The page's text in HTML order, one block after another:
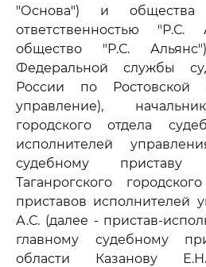
"Основа") и общества
ответственностью
общество "Р.С.
Федеральной службы
России по Ростовской
управление),
городского отдела
исполнителей
судебному
Таганрогского
приставов исполнителей
А.С. (далее - пристав-
главному судебному
области Казанову